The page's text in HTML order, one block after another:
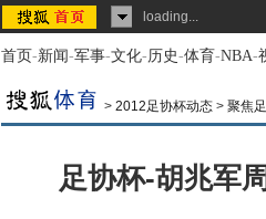
loading...
首页-新闻-军事-文化-历史-体育-NBA-
> 2012足协杯动态 > 聚焦
足协杯-胡兆军